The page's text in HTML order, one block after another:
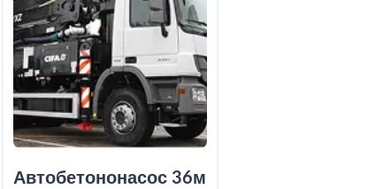
Автобетононасос 36м